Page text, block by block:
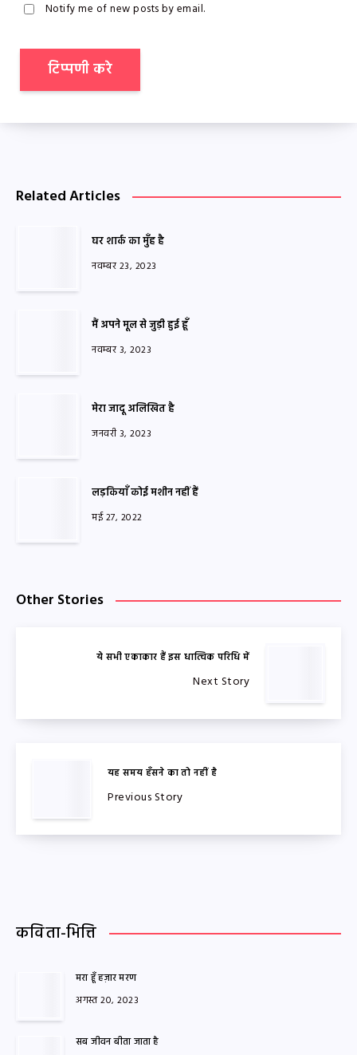
Notify me of new posts by email.
Related Articles
घर शार्क का मुँह है
नवम्बर 23, 2023
मैं अपने मूल से जुड़ी हुई हूँ
नवम्बर 3, 2023
मेरा जादू अलिखित है
जनवरी 3, 2023
लड़कियाँ कोई मशीन नहीं हैं
मई 27, 2022
Other Stories
ये सभी एकाकार हैं इस धात्विक परिधि में
Next Story
यह समय हँसने का तो नहीं है
Previous Story
कविता-भित्ति
मरा हूँ हज़ार मरण
अगस्त 20, 2023
सब जीवन बीता जाता है